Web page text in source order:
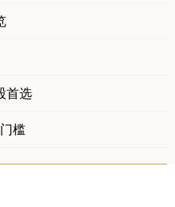
首选
槛